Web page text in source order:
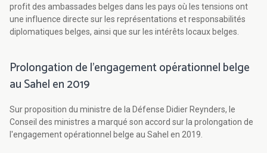
profit des ambassades belges dans les pays où les tensions ont
une influence directe sur les représentations et responsabilités
diplomatiques belges, ainsi que sur les intérêts locaux belges.
Prolongation de l'engagement opérationnel belge
au Sahel en 2019
Sur proposition du ministre de la Défense Didier Reynders, le
Conseil des ministres a marqué son accord sur la prolongation de
l'engagement opérationnel belge au Sahel en 2019.